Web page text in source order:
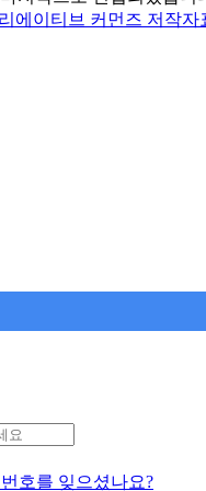
에이티브 커먼즈 저작
호를 잊으셨나요?